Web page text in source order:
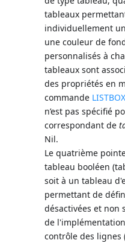
tableaux
individuellement
une couleur de
personnalisés à
tableaux sont
des propriétés en
commande
n’est pas spécifié
correspondant de
Nil.
Le quatrième
tableau booléen
soit à un tableau
permettant de
désactivées et non
de
contrôle des